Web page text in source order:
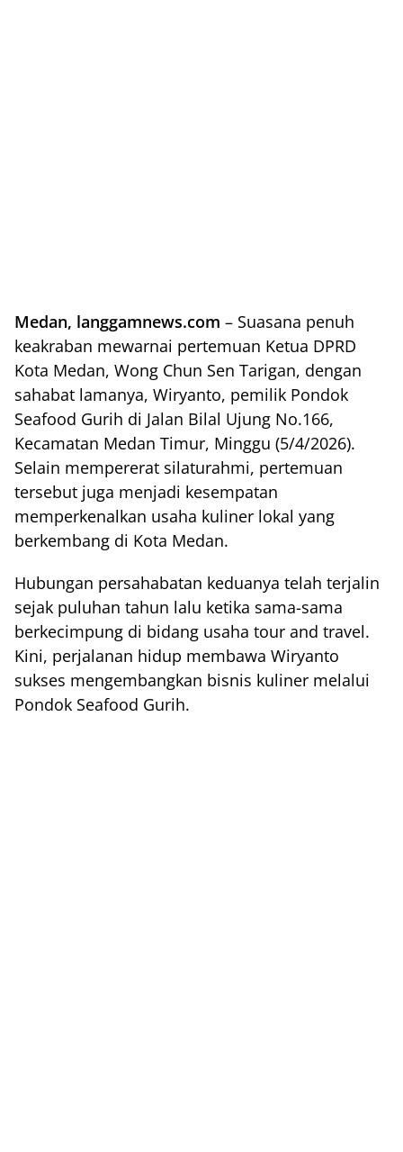
Medan, langgamnews.com – Suasana penuh
keakraban mewarnai pertemuan Ketua DPRD
Kota Medan, Wong Chun Sen Tarigan, dengan
sahabat lamanya, Wiryanto, pemilik Pondok
Seafood Gurih di Jalan Bilal Ujung No.166,
Kecamatan Medan Timur, Minggu (5/4/2026).
Selain mempererat silaturahmi, pertemuan
tersebut juga menjadi kesempatan
memperkenalkan usaha kuliner lokal yang
berkembang di Kota Medan.
Hubungan persahabatan keduanya telah terjalin
sejak puluhan tahun lalu ketika sama-sama
berkecimpung di bidang usaha tour and travel.
Kini, perjalanan hidup membawa Wiryanto
sukses mengembangkan bisnis kuliner melalui
Pondok Seafood Gurih.